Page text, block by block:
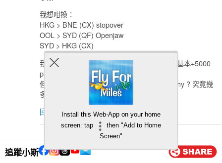
追蹤小斯
我想咁換：
HKG > BNE (CX) stopover
OOL > SYD (QF) Openjaw
SYD > HKG (CX)
我全部換 biz , 應該 95,000 AM ??? (90,000 基本+5000
parnter airline) ???
但我上 AM check, 佢計我係 115,000 AM ! why ? 究竟幾
多先岩？ thx !
回覆
27 2 月, 2019
Install this Web-App on your home
screen: tap
then "Add to Home
Screen"